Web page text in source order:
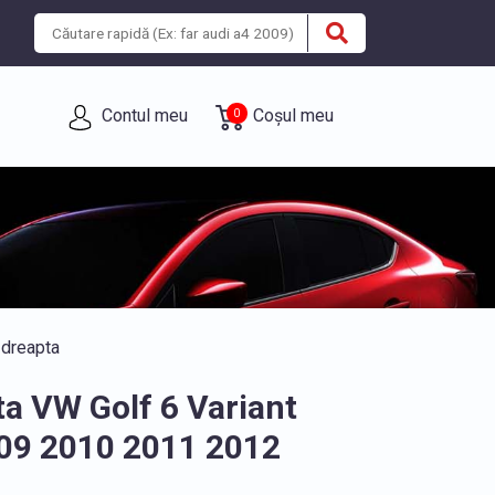
Contul meu 0 Coșul meu
VW Golf 6 Variant
2010 2011 2012